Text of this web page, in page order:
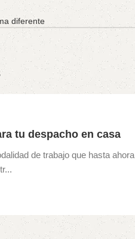
diferente
tu despacho en casa
de trabajo que hasta ahora